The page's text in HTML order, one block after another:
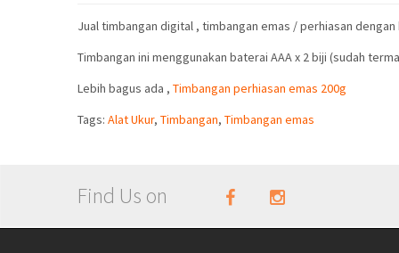
Jual timbangan digital , timbangan emas / perhiasan
Timbangan ini menggunakan baterai AAA x 2 biji (sudah
Lebih bagus ada , Timbangan perhiasan emas 200g
Tags: Alat Ukur, Timbangan, Timbangan emas
Find Us on